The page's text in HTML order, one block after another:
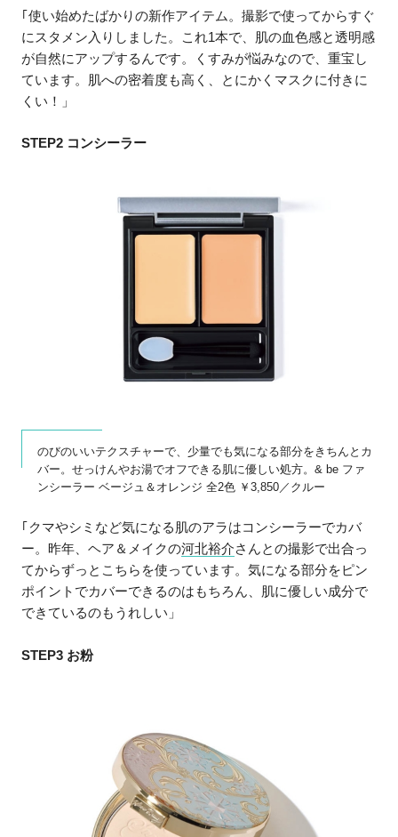
｢使い始めたばかりの新作アイテム。撮影で使ってからすぐ
にスタメン入りしました。これ1本で、肌の血色感と透明感
が自然にアップするんです。くすみが悩みなので、重宝し
ています。肌への密着度も高く、とにかくマスクに付きに
くい！」
STEP2 コンシーラー
のびのいいテクスチャーで、少量でも気になる部分をきちんとカ
バー。せっけんやお湯でオフできる肌に優しい処方。& be ファ
ンシーラー ベージュ＆オレンジ 全2色 ￥3,850／クルー
｢クマやシミなど気になる肌のアラはコンシーラーでカバ
ー。昨年、ヘア＆メイクの河北裕介さんとの撮影で出合っ
てからずっとこちらを使っています。気になる部分をピン
ポイントでカバーできるのはもちろん、肌に優しい成分で
できているのもうれしい」
STEP3 お粉